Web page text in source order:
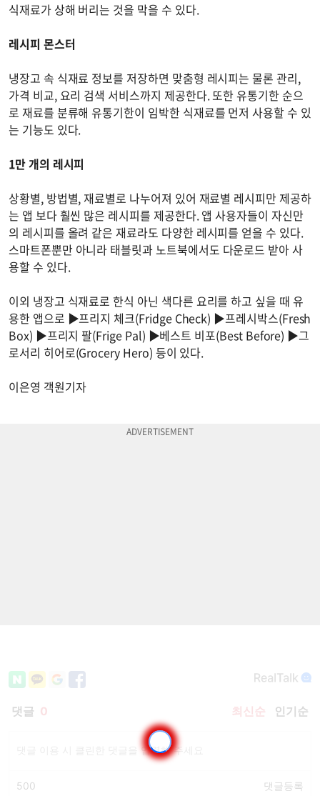
식재료가 상해 버리는 것을 막을 수 있다.
레시피 몬스터
냉장고 속 식재료 정보를 저장하면 맞춤형 레시피는 물론 관리,
가격 비교, 요리 검색 서비스까지 제공한다. 또한 유통기한 순으
로 재료를 분류해 유통기한이 임박한 식재료를 먼저 사용할 수 있
는 기능도 있다.
1만 개의 레시피
상황별, 방법별, 재료별로 나누어져 있어 재료별 레시피만 제공하
는 앱 보다 훨씬 많은 레시피를 제공한다. 앱 사용자들이 자신만
의 레시피를 올려 같은 재료라도 다양한 레시피를 얻을 수 있다.
스마트폰뿐만 아니라 태블릿과 노트북에서도 다운로드 받아 사
용할 수 있다.
이외 냉장고 식재료로 한식 아닌 색다른 요리를 하고 싶을 때 유
용한 앱으로 ▶프리지 체크(Fridge Check) ▶프레시박스(Fresh
Box) ▶프리지 팔(Frige Pal) ▶베스트 비포(Best Before) ▶그
로서리 히어로(Grocery Hero) 등이 있다.
이은영 객원기자